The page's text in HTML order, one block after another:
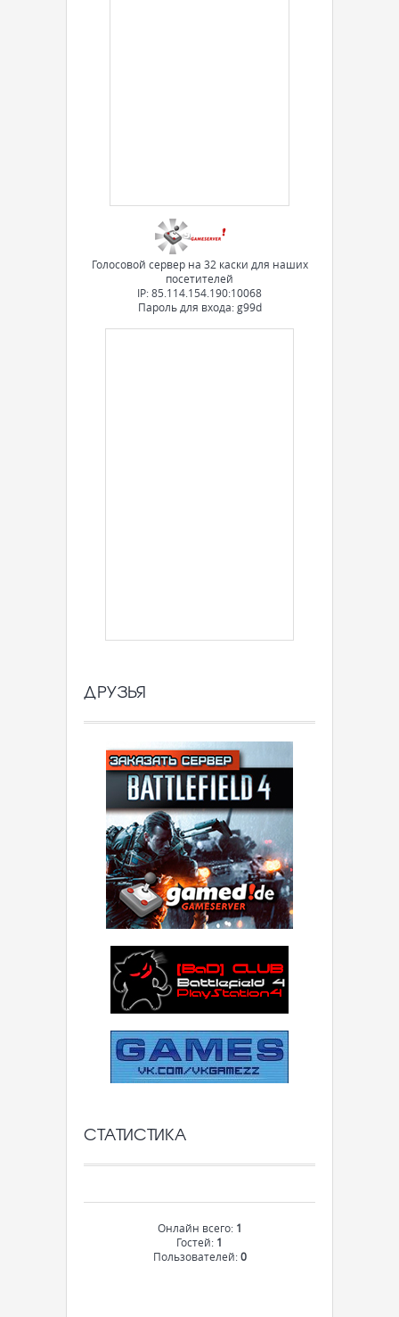
Голосовой сервер на 32 каски для наших
посетителей
IP: 85.114.154.190:10068
Пароль для входа: g99d
ДРУЗЬЯ
СТАТИСТИКА
Онлайн всего: 1
Гостей: 1
Пользователей:0